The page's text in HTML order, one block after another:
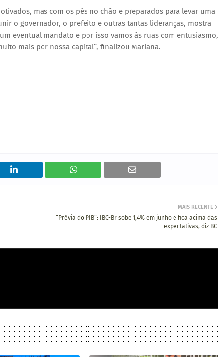
mas com os pés no chão e preparados para levar uma
o governador, o prefeito e outras tantas lideranças, mostra
eventual mandato e por isso vamos às ruas com entusiasmo,
mais por nossa capital”, finalizou Mariana.
MAIS RECENTE
“Prévia do PIB”: IBC-Br sobe 1,4% em junho e fica acima das
expectativas, diz BC